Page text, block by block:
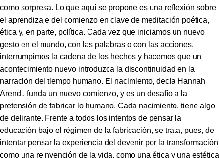
como sorpresa. Lo que aquí se propone es una reflexión sobre
el aprendizaje del comienzo en clave de meditación poética,
ética y, en parte, política. Cada vez que iniciamos un nuevo
gesto en el mundo, con las palabras o con las acciones,
interrumpimos la cadena de los hechos y hacemos que un
acontecimiento nuevo introduzca la discontinuidad en la
narración del tiempo humano. El nacimiento, decía Hannah
Arendt, funda un nuevo comienzo, y es un desafío a la
pretensión de fabricar lo humano. Cada nacimiento, tiene algo
de delirante. Frente a todos los intentos de pensar la
educación bajo el régimen de la fabricación, se trata, pues, de
intentar pensar la experiencia del devenir por la transformación
como una reinvención de la vida, como una ética y una estética